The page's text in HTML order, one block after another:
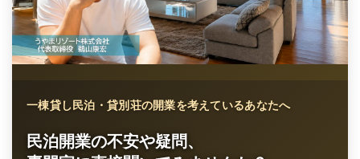
一棟貸し民泊・貸別荘の開業を考えているあなたへ
民泊開業の不安や疑問、